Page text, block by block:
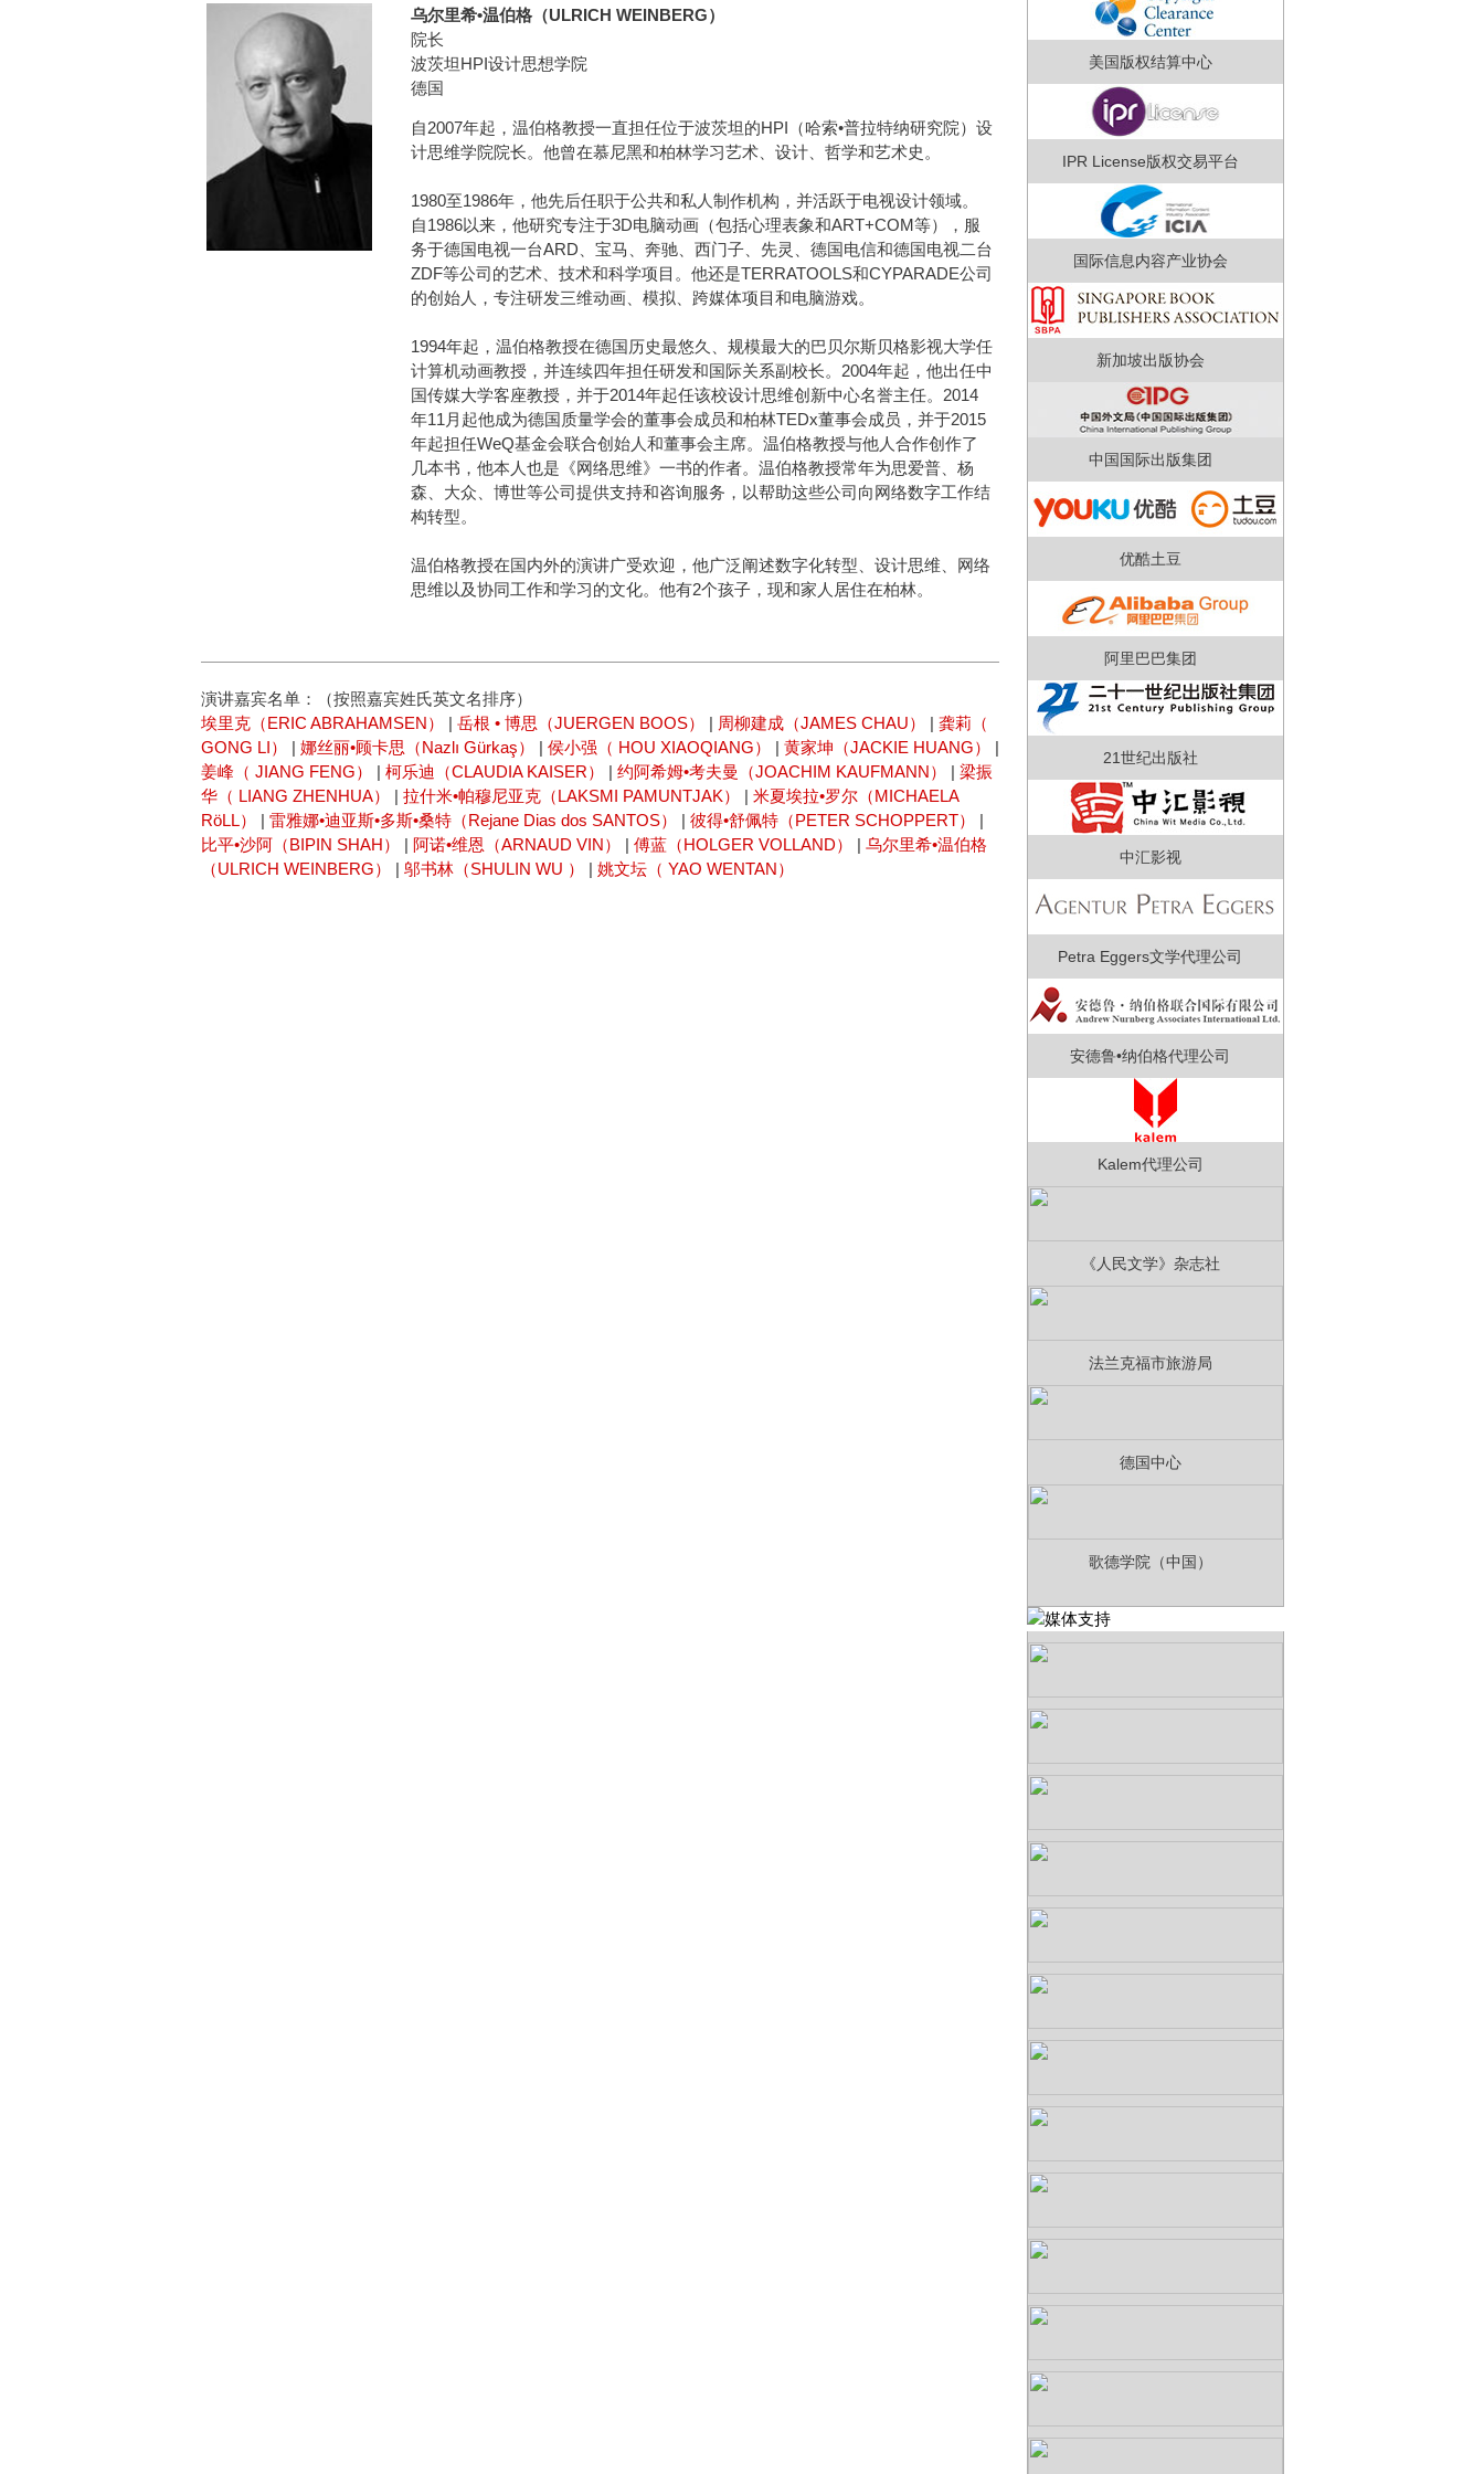
乌尔里希•温伯格（ULRICH WEINBERG）
院长
波茨坦HPI设计思想学院
德国
自2007年起，温伯格教授一直担任位于波茨坦的HPI（哈索•普拉特纳研究院）设
计思维学院院长。他曾在慕尼黑和柏林学习艺术、设计、哲学和艺术史。
1980至1986年，他先后任职于公共和私人制作机构，并活跃于电视设计领域。
自1986以来，他研究专注于3D电脑动画（包括心理表象和ART+COM等），服
务于德国电视一台ARD、宝马、奔驰、西门子、先灵、德国电信和德国电视二台
ZDF等公司的艺术、技术和科学项目。他还是TERRATOOLS和CYPARADE公司
的创始人，专注研发三维动画、模拟、跨媒体项目和电脑游戏。
1994年起，温伯格教授在德国历史最悠久、规模最大的巴贝尔斯贝格影视大学任
计算机动画教授，并连续四年担任研发和国际关系副校长。2004年起，他出任中
国传媒大学客座教授，并于2014年起任该校设计思维创新中心名誉主任。2014
年11月起他成为德国质量学会的董事会成员和柏林TEDx董事会成员，并于2015
年起担任WeQ基金会联合创始人和董事会主席。温伯格教授与他人合作创作了
几本书，他本人也是《网络思维》一书的作者。温伯格教授常年为思爱普、杨
森、大众、博世等公司提供支持和咨询服务，以帮助这些公司向网络数字工作结
构转型。
温伯格教授在国内外的演讲广受欢迎，他广泛阐述数字化转型、设计思维、网络
思维以及协同工作和学习的文化。他有2个孩子，现和家人居住在柏林。
演讲嘉宾名单：（按照嘉宾姓氏英文名排序）
埃里克（ERIC ABRAHAMSEN）
| 岳根 • 博思（JUERGEN BOOS） | 周柳建成（JAMES CHAU） | 龚莉（
GONG LI）
| 娜丝丽•顾卡思（Nazlı Gürkaş） | 侯小强（ HOU XIAOQIANG） | 黄家坤（JACKIE HUANG）
|
姜峰（ JIANG FENG）
| 柯乐迪（CLAUDIA KAISER） | 约阿希姆•考夫曼（JOACHIM KAUFMANN） | 梁振
华（ LIANG ZHENHUA）
| 拉什米•帕穆尼亚克（LAKSMI PAMUNTJAK） | 米夏埃拉•罗尔（MICHAELA
RöLL）
| 雷雅娜•迪亚斯•多斯•桑特（Rejane Dias dos SANTOS） | 彼得•舒佩特（PETER SCHOPPERT）
|
比平•沙阿（BIPIN SHAH）
| 阿诺•维恩（ARNAUD VIN） | 傅蓝（HOLGER VOLLAND） | 乌尔里希•温伯格
（ULRICH WEINBERG）
| 邬书林（SHULIN WU ） | 姚文坛（ YAO WENTAN）
美国版权结算中心
IPR License版权交易平台
国际信息内容产业协会
新加坡出版协会
中国国际出版集团
优酷土豆
阿里巴巴集团
21世纪出版社
中汇影视
Petra Eggers文学代理公司
安德鲁•纳伯格代理公司
Kalem代理公司
《人民文学》杂志社
法兰克福市旅游局
德国中心
歌德学院（中国）